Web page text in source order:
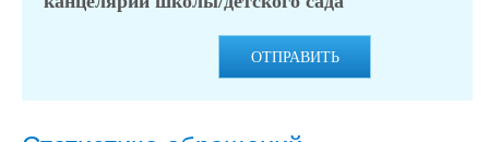
ОТПРАВИТЬ